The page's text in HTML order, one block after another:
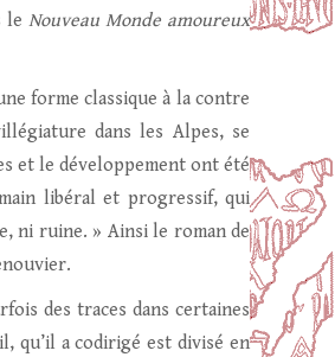
le Nouveau Monde amoureux
forme classique à la contre
dans les Alpes, se
et le développement ont été
libéral et progressif, qui
ni ruine. » Ainsi le roman de
des traces dans certaines
qu’il a codirigé est divisé en